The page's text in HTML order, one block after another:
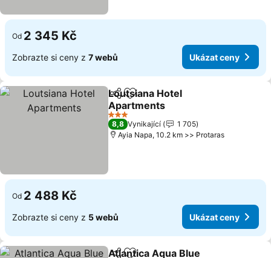
Od 2 345 Kč
Zobrazte si ceny z 7 webů Ukázat ceny
SdíletPřidat na seznam oblíbených
Loutsiana Hotel
Apartments
Ukázat ceny
3 Počet hvězdiček
8,8 Vynikající
1 705
Ayia Napa, 10.2 km >> Protaras
Od 2 488 Kč
Zobrazte si ceny z 5 webů Ukázat ceny
Atlantica Aqua Blue